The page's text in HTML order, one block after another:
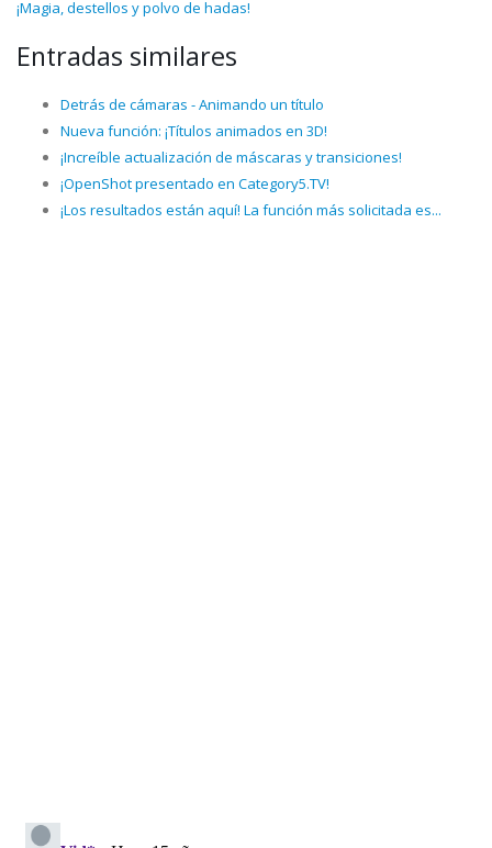
¡Magia, destellos y polvo de hadas!
Entradas similares
Detrás de cámaras - Animando un título
Nueva función: ¡Títulos animados en 3D!
¡Increíble actualización de máscaras y transiciones!
¡OpenShot presentado en Category5.TV!
¡Los resultados están aquí! La función más solicitada es...